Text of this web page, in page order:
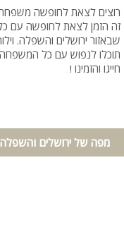
רוצים לצאת לחופשה
זה הזמן לצאת לחופשה עם
שבאזור ירושלים והשפלה.
תוכלו לנפוש עם כל
חייגו והזמינו !
מפה של ירושלים והשפלה